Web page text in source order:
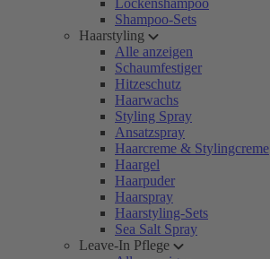
Lockenshampoo
Shampoo-Sets
Haarstyling
Alle anzeigen
Schaumfestiger
Hitzeschutz
Haarwachs
Styling Spray
Ansatzspray
Haarcreme & Stylingcreme
Haargel
Haarpuder
Haarspray
Haarstyling-Sets
Sea Salt Spray
Leave-In Pflege